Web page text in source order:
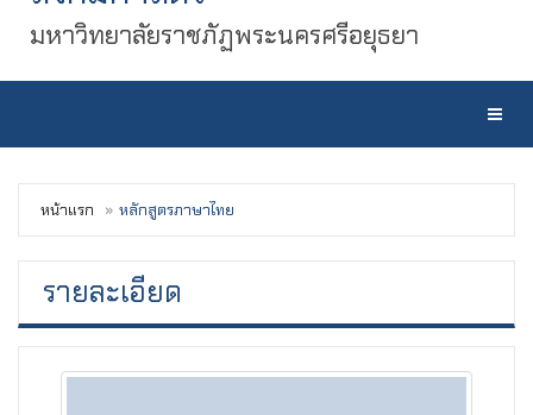
มหาวิทยาลัยราชภัฏพระนครศรีอยุธยา
หน้าแรก หลักสูตรภาษาไทย
รายละเอียด